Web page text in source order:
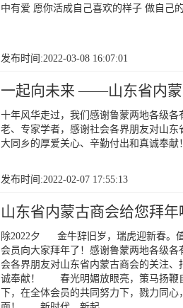
中有爱 愿你活成自己喜欢的样子 做自己
发布时间:2022-03-08 16:07:01
一起向未来 ——山东省内蒙
十年风华走过，我们感谢鲁蒙两地各级
老、专家学者，感谢社会各界朋友对山
大同乡的厚爱关心、辛勤付出和真诚奉献！
发布时间:2022-02-07 17:55:13
山东省内蒙古商会给您拜年
除2022夕 金牛辞旧岁，瑞虎迎新春。
会员向大家拜年了！感谢鲁蒙两地各级
会各界朋友对山东省内蒙古商会的关注
诚奉献！ 春光明媚放眼亮，策马扬鞭
下，在全体会员的共同努力下，戮力同